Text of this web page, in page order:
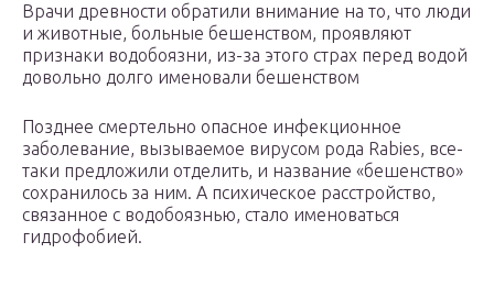
Врачи древности обратили внимание на то, что люди
и животные, больные бешенством, проявляют
признаки водобоязни, из-за этого страх перед водой
довольно долго именовали бешенством
Позднее смертельно опасное инфекционное
заболевание, вызываемое вирусом рода Rabies, все-
таки предложили отделить, и название «бешенство»
сохранилось за ним. А психическое расстройство,
связанное с водобоязнью, стало именоваться
гидрофобией.